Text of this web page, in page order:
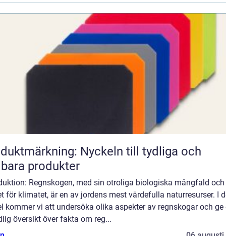
Nyckeln till tydliga och
produkter
Regnskogen, med sin otroliga biologiska mångfald och
för klimatet, är en av jordens mest värdefulla naturresurser. I
kommer vi att undersöka olika aspekter av regnskogar och ge
översikt över fakta om reg...